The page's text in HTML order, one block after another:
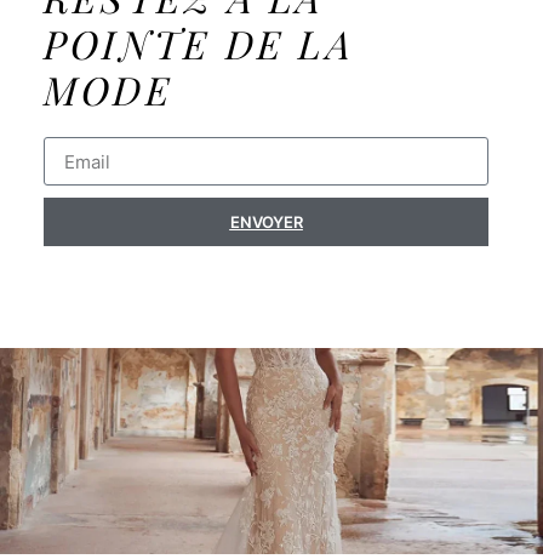
POINTE DE LA
MODE
ENVOYER